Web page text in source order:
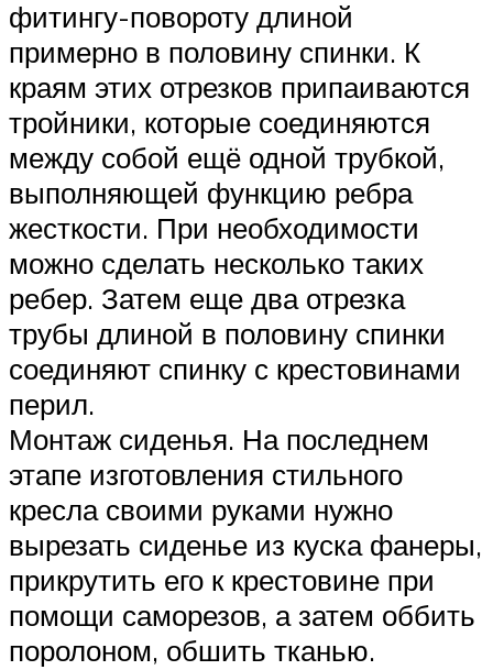
фитингу-повороту длиной
примерно в половину спинки. К
краям этих отрезков припаиваются
тройники, которые соединяются
между собой ещё одной трубкой,
выполняющей функцию ребра
жесткости. При необходимости
можно сделать несколько таких
ребер. Затем еще два отрезка
трубы длиной в половину спинки
соединяют спинку с крестовинами
перил.
Монтаж сиденья. На последнем
этапе изготовления стильного
кресла своими руками нужно
вырезать сиденье из куска фанеры,
прикрутить его к крестовине при
помощи саморезов, а затем оббить
поролоном, обшить тканью.